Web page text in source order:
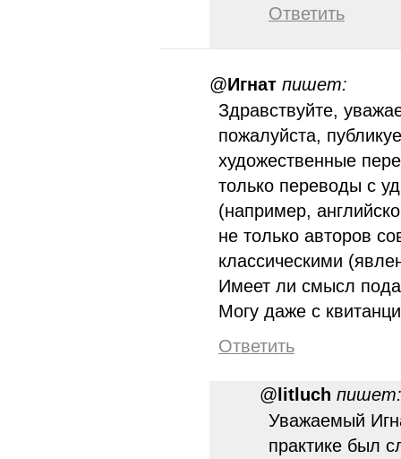
Ответить
@Игнат пишет:
Здравствуйте,
пожалуйста,
художественные
только переводы с
(например,
не только авторов
классическими
Имеет ли смысл
Могу даже с
Ответить
@ litluch пишет:
Уважаемый
практике был